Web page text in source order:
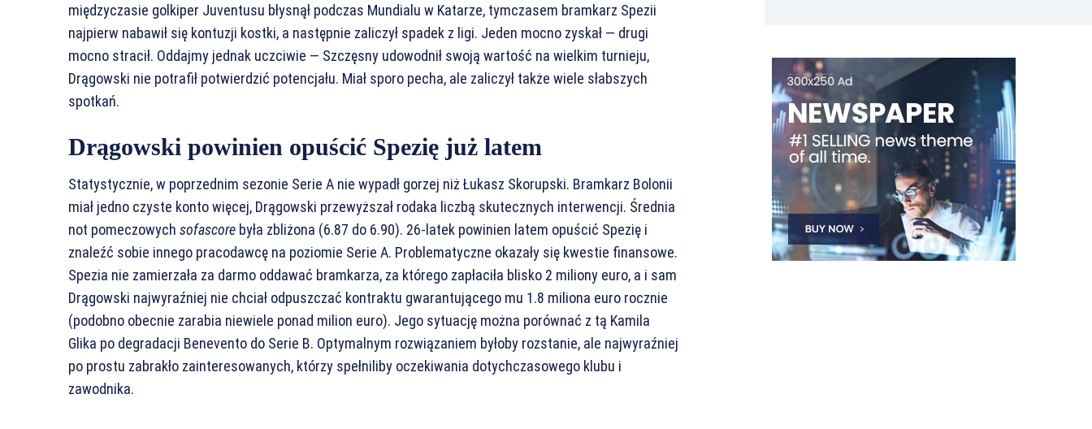
międzyczasie golkiper Juventusu błysnął podczas Mundialu w Katarze, tymczasem bramkarz Spezii
najpierw nabawił się kontuzji kostki, a następnie zaliczył spadek z ligi. Jeden mocno zyskał — drugi
mocno stracił. Oddajmy jednak uczciwie — Szczęsny udowodnił swoją wartość na wielkim turnieju,
Drągowski nie potrafił potwierdzić potencjału. Miał sporo pecha, ale zaliczył także wiele słabszych
spotkań.
Drągowski powinien opuścić Spezię już latem
Statystycznie, w poprzednim sezonie Serie A nie wypadł gorzej niż Łukasz Skorupski. Bramkarz Bolonii
miał jedno czyste konto więcej, Drągowski przewyższał rodaka liczbą skutecznych interwencji. Średnia
not pomeczowych sofascore była zbliżona (6.87 do 6.90). 26-latek powinien latem opuścić Spezię i
znaleźć sobie innego pracodawcę na poziomie Serie A. Problematyczne okazały się kwestie finansowe.
Spezia nie zamierzała za darmo oddawać bramkarza, za którego zapłaciła blisko 2 miliony euro, a i sam
Drągowski najwyraźniej nie chciał odpuszczać kontraktu gwarantującego mu 1.8 miliona euro rocznie
(podobno obecnie zarabia niewiele ponad milion euro). Jego sytuację można porównać z tą Kamila
Glika po degradacji Benevento do Serie B. Optymalnym rozwiązaniem byłoby rozstanie, ale najwyraźniej
po prostu zabrakło zainteresowanych, którzy spełniliby oczekiwania dotychczasowego klubu i
zawodnika.